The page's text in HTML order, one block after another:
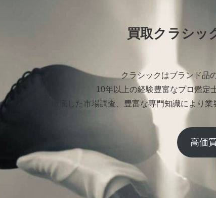
買取クラシッ
クラシックはブランド品
10年以上の経験豊富なプロ鑑定
徹底した市場調査、豊富な専門知識により
高価